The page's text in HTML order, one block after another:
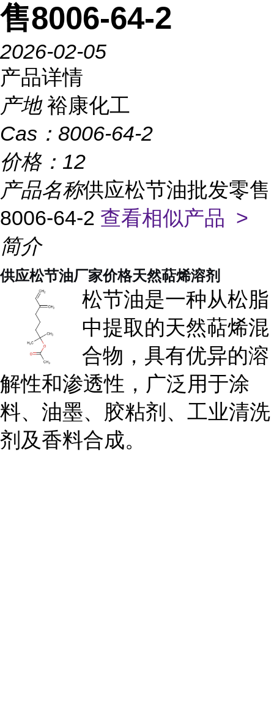
售8006-64-2
2026-02-05
产品详情
产地 裕康化工
Cas： 8006-64-2
价格： 12
产品名称供应松节油批发零售
8006-64-2 查看相似产品 >
简介
供应松节油厂家价格天然萜烯溶剂
松节油是一种从松脂
中提取的天然萜烯混
合物，具有优异的溶
解性和渗透性，广泛用于涂
料、油墨、胶粘剂、工业清洗
剂及香料合成。